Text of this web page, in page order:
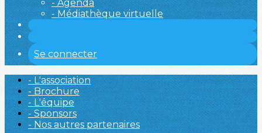
- Agenda
- Médiathèque virtuelle
Se connecter
- L'association
- Brochure
- L'équipe
- Sponsors
- Nos autres partenaires